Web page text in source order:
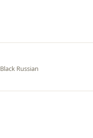
Black Russian